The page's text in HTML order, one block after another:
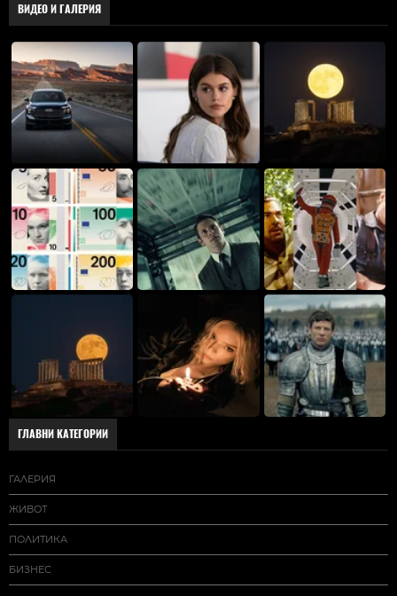
ВИДЕО И ГАЛЕРИЯ
ГЛАВНИ КАТЕГОРИИ
ГАЛЕРИЯ
ЖИВОТ
ПОЛИТИКА
БИЗНЕС